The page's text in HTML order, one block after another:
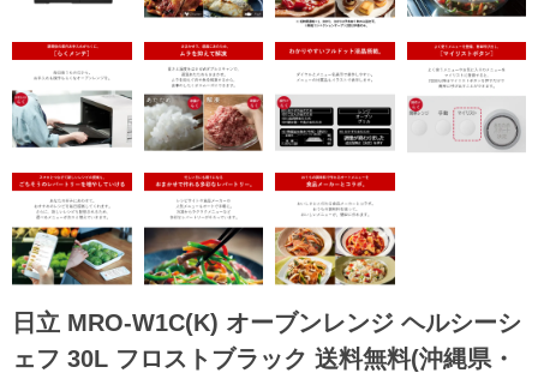
日立 MRO-W1C(K) オーブンレンジ ヘルシーシ
ェフ 30L フロストブラック 送料無料(沖縄県・